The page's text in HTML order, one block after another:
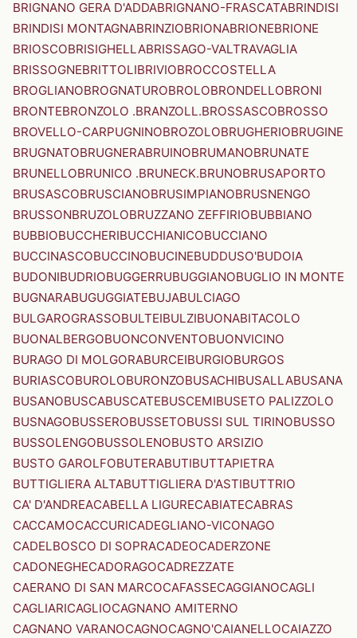
BRIGNANO GERA D'ADDABRIGNANO-FRASCATABRINDISI
BRINDISI MONTAGNABRINZIOBRIONABRIONEBRIONE
BRIOSCOBRISIGHELLABRISSAGO-VALTRAVAGLIA
BRISSOGNEBRITTOLIBRIVIOBROCCOSTELLA
BROGLIANOBROGNATUROBROLOBRONDELLOBRONI
BRONTEBRONZOLO .BRANZOLL.BROSSASCOBROSSO
BROVELLO-CARPUGNINOBROZOLOBRUGHERIOBRUGINE
BRUGNATOBRUGNERABRUINOBRUMANOBRUNATE
BRUNELLOBRUNICO .BRUNECK.BRUNOBRUSAPORTO
BRUSASCOBRUSCIANOBRUSIMPIANOBRUSNENGO
BRUSSONBRUZOLOBRUZZANO ZEFFIRIOBUBBIANO
BUBBIOBUCCHERIBUCCHIANICOBUCCIANO
BUCCINASCOBUCCINOBUCINEBUDDUSO'BUDOIA
BUDONIBUDRIOBUGGERRUBUGGIANOBUGLIO IN MONTE
BUGNARABUGUGGIATEBUJABULCIAGO
BULGAROGRASSOBULTEIBULZIBUONABITACOLO
BUONALBERGOBUONCONVENTOBUONVICINO
BURAGO DI MOLGORABURCEIBURGIOBURGOS
BURIASCOBUROLOBURONZOBUSACHIBUSALLABUSANA
BUSANOBUSCABUSCATEBUSCEMIBUSETO PALIZZOLO
BUSNAGOBUSSEROBUSSETOBUSSI SUL TIRINOBUSSO
BUSSOLENGOBUSSOLENOBUSTO ARSIZIO
BUSTO GAROLFOBUTERABUTIBUTTAPIETRA
BUTTIGLIERA ALTABUTTIGLIERA D'ASTIBUTTRIO
CA' D'ANDREACABELLA LIGURECABIATECABRAS
CACCAMOCACCURICADEGLIANO-VICONAGO
CADELBOSCO DI SOPRACADEOCADERZONE
CADONEGHECADORAGOCADREZZATE
CAERANO DI SAN MARCOCAFASSECAGGIANOCAGLI
CAGLIARICAGLIOCAGNANO AMITERNO
CAGNANO VARANOCAGNOCAGNO'CAIANELLOCAIAZZO